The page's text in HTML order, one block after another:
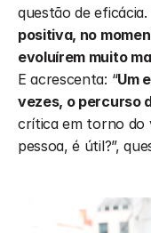
questão de eficácia.
positiva, no
evoluírem muito
E acrescenta: “Um
vezes, o percurso
crítica em torno do
pessoa, é útil?”,